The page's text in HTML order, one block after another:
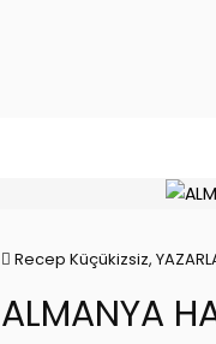
Recep Küçükizsiz,
ALMANYA